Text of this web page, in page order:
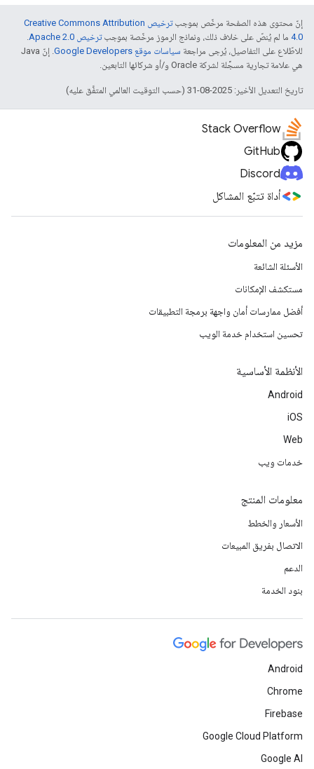
إنّ محتوى هذه الصفحة مرخّص بموجب
ترخيص Creative Commons Attribution
4.0‏ ما لم يُنصّ على خلاف ذلك، ونماذج الرموز مرخّصة بموجبترخيص Apache 2.0‏
.
للاطّلاع على التفاصيل، يُرجى مراجعة سياسات موقع Google Developers‏
. إنّ Java
هي علامة تجارية مسجَّلة لشركة Oracle و/أو شركائها التابعين.
تاريخ التعديل الأخير: 2025-08-31 (حسب التوقيت العالمي المتفَّق عليه)
Stack Overflow
GitHub
Discord
أداة تتبّع المشاكل
مزيد من المعلومات
الأسئلة الشائعة
مستكشف الإمكانات
أفضل ممارسات أمان واجهة برمجة التطبيقات
تحسين استخدام خدمة الويب
الأنظمة الأساسية
Android
iOS
Web
خدمات ويب
معلومات المنتج
الأسعار والخطط
الاتصال بفريق المبيعات
الدعم
بنود الخدمة
Android
Chrome
Firebase
Google Cloud Platform
Google AI